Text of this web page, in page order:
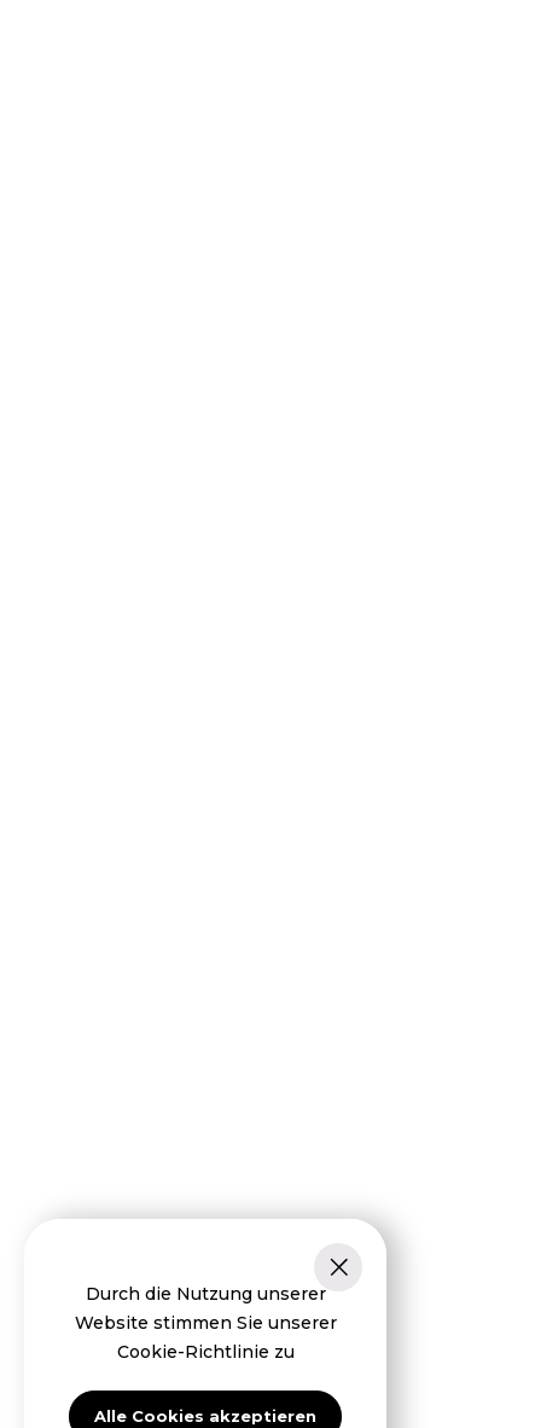
Durch die Nutzung unserer
Website stimmen Sie unserer
Cookie-Richtlinie zu
Alle Cookies akzeptieren